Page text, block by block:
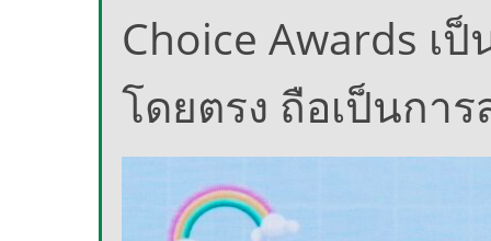
Choice Awards
โดยตรง ถือเป็นกา